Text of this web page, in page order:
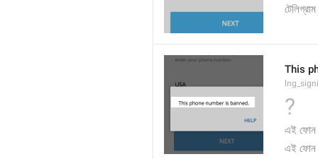
This
?
এই ফোন
এই ফোন